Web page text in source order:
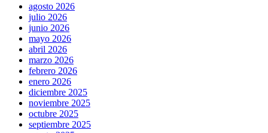
agosto 2026
julio 2026
junio 2026
mayo 2026
abril 2026
marzo 2026
febrero 2026
enero 2026
diciembre 2025
noviembre 2025
octubre 2025
septiembre 2025